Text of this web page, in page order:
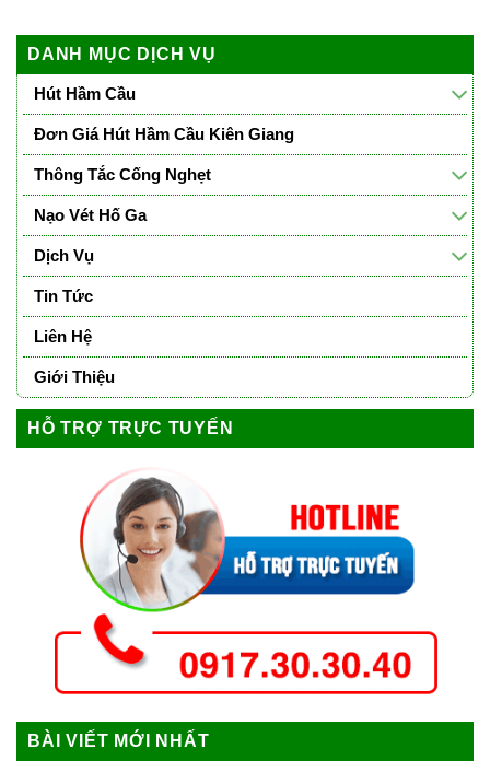
DANH MỤC DỊCH VỤ
Hút Hầm Cầu
Đơn Giá Hút Hầm Cầu Kiên Giang
Thông Tắc Cống Nghẹt
Nạo Vét Hố Ga
Dịch Vụ
Tin Tức
Liên Hệ
Giới Thiệu
HỖ TRỢ TRỰC TUYẾN
BÀI VIẾT MỚI NHẤT